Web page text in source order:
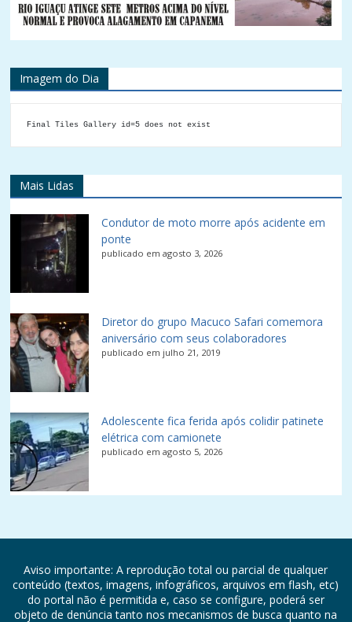
Imagem do Dia
Final Tiles Gallery id=5 does not exist
Mais Lidas
Condutor de moto morre após acidente em
ponte
publicado em agosto 3, 2026
Diretor do grupo Macuco Safari comemora
aniversário com seus colaboradores
publicado em julho 21, 2019
Adolescente fica ferida após colidir patinete
elétrica com camionete
publicado em agosto 5, 2026
Aviso importante: A reprodução total ou parcial de qualquer
conteúdo (textos, imagens, infográficos, arquivos em flash, etc)
do portal não é permitida e, caso se configure, poderá ser
objeto de denúncia tanto nos mecanismos de busca quanto na